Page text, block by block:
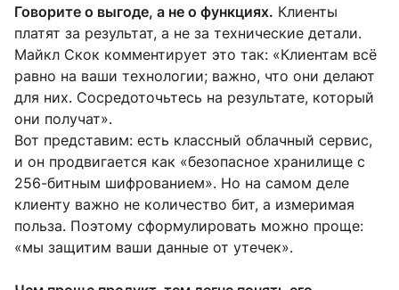
Говорите о выгоде, а не о функциях. Клиенты
платят за результат, а не за технические детали.
Майкл Скок комментирует это так: «Клиентам всё
равно на ваши технологии; важно, что они делают
для них. Сосредоточьтесь на результате, который
они получат».
Вот представим: есть классный облачный сервис,
и он продвигается как «безопасное хранилище с
256-битным шифрованием». Но на самом деле
клиенту важно не количество бит, а измеримая
польза. Поэтому сформулировать можно проще:
«мы защитим ваши данные от утечек».